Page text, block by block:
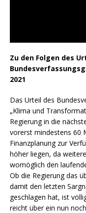
Zu den Folgen des
2021
Das Urteil des
„Klima und
Regierung in die
vorerst mindestens 60
Finanzplanung zur
höher liegen, da
womöglich den
Ob die Regierung das
damit den letzten
geschlagen hat, ist
reicht über ein nun